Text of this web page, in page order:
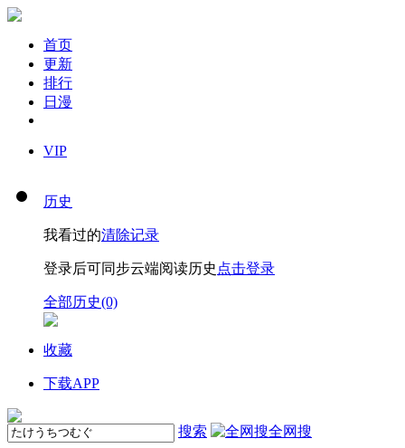
首页
更新
排行
日漫
VIP
历史
我看过的清除记录
登录后可同步云端阅读历史 点击登录
全部历史(0)
收藏
下载APP
搜索 全网搜